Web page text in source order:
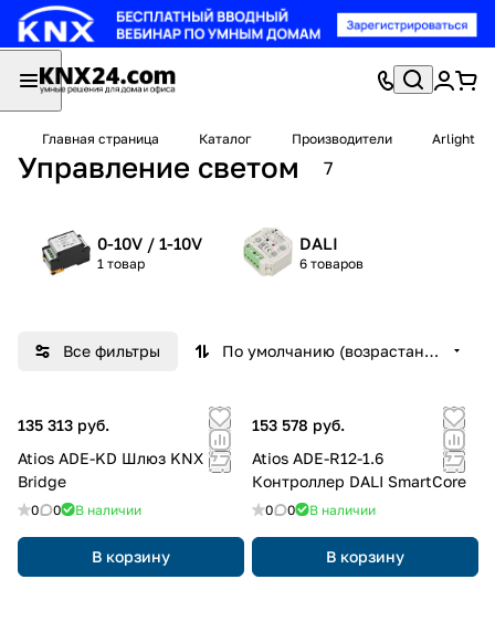
Главная страница Каталог Производители Arlight
Управление светом 7
0-10V / 1-10V
1 товар
DALI
6 товаров
Все фильтры По умолчанию (возрастание)
135 313 руб.
Atios ADE-KD Шлюз KNX
Bridge
0 0 В наличии
В корзину
153 578 руб.
Atios ADE-R12-1.6
Контроллер DALI SmartCore
0 0 В наличии
В корзину